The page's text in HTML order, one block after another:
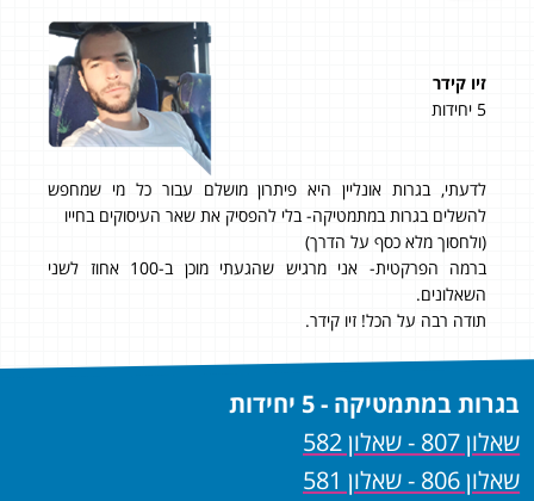
זיו קידר
5 יחידות
לדעתי, בגרות אונליין היא פיתרון מושלם עבור כל מי שמחפש
להשלים בגרות במתמטיקה- בלי להפסיק את שאר העיסוקים בחייו
(ולחסוך מלא כסף על הדרך)
ברמה הפרקטית- אני מרגיש שהגעתי מוכן ב-100 אחוז לשני
השאלונים.
תודה רבה על הכל! זיו קידר.
בגרות במתמטיקה - 5 יחידות
שאלון 807 - שאלון 582
שאלון 806 - שאלון 581